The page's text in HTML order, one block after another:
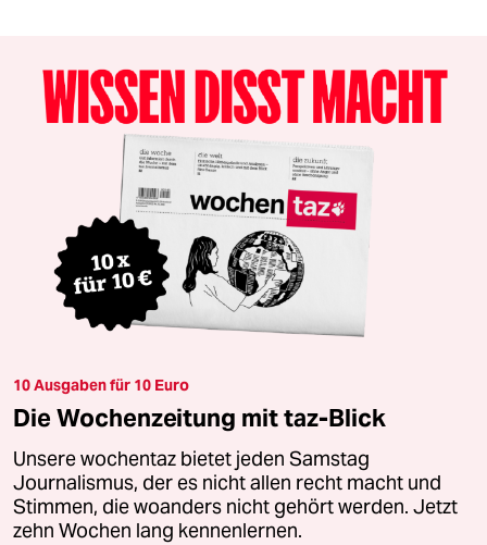
10 Ausgaben für 10 Euro
Die Wochenzeitung mit taz-Blick
Unsere wochentaz bietet jeden Samstag
Journalismus, der es nicht allen recht macht und
Stimmen, die woanders nicht gehört werden. Jetzt
zehn Wochen lang kennenlernen.